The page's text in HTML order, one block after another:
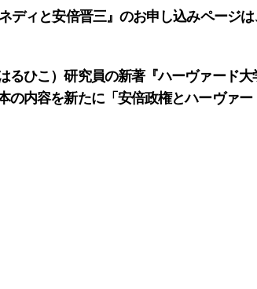
ディと安倍晋三』 のお申し込みページ
るひこ）研究員の新著『ハーヴァード大
の内容を新たに「安倍政権とハーヴァ